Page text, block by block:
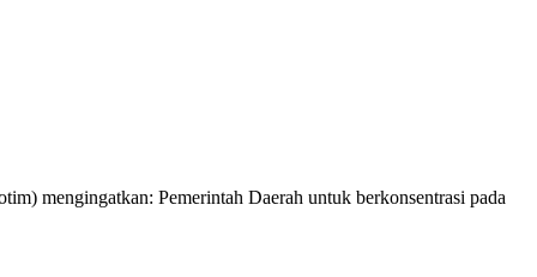
mengingatkan: Pemerintah Daerah untuk berkonsentrasi pada